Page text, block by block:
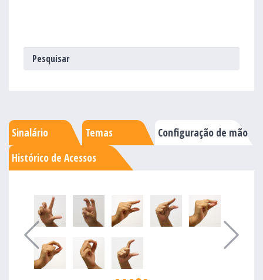
Sinalário Temas
Configuração de mão
Histórico de Acessos